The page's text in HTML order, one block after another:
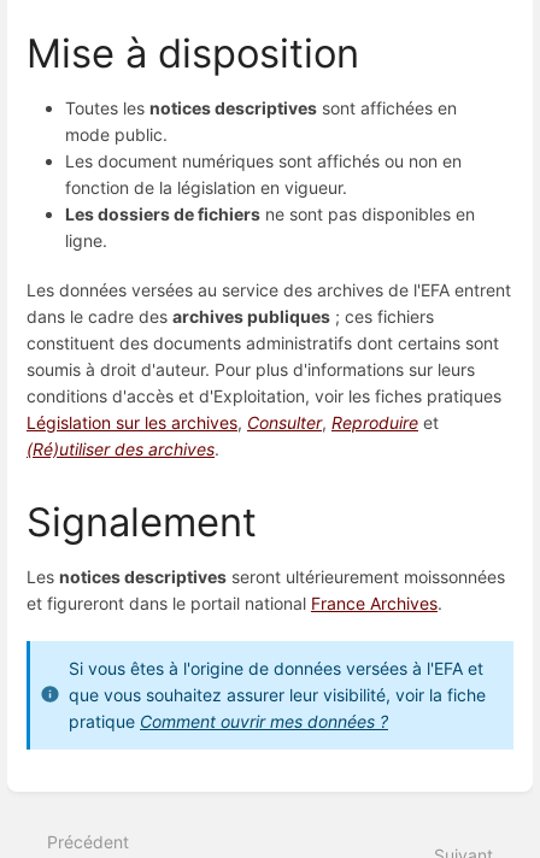
Mise à disposition
Toutes les notices descriptives sont affichées en
mode public.
Les document numériques sont affichés ou non en
fonction de la législation en vigueur.
Les dossiers de fichiers ne sont pas disponibles en
ligne.
Les données versées au service des archives de l'EFA entrent
dans le cadre des archives publiques ; ces fichiers
constituent des documents administratifs dont certains sont
soumis à droit d'auteur. Pour plus d'informations sur leurs
conditions d'accès et d'Exploitation, voir les fiches pratiques
Législation sur les archives, Consulter, Reproduire et
(Ré)utiliser des archives.
Signalement
Les notices descriptives seront ultérieurement moissonnées
et figureront dans le portail national France Archives.
Si vous êtes à l'origine de données versées à l'EFA et
que vous souhaitez assurer leur visibilité, voir la fiche
pratique Comment ouvrir mes données ?
dePrécédent